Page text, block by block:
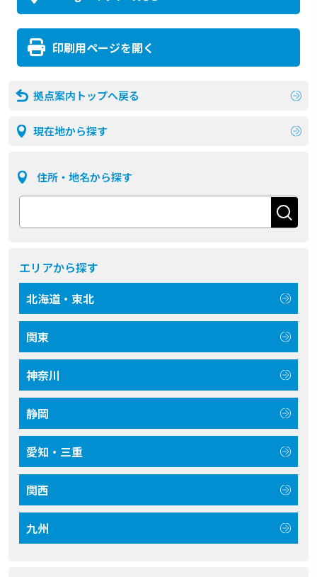
印刷用ページを開く
拠点案内トップへ戻る
現在地から探す
住所・地名から探す
エリアから探す
北海道・東北
関東
神奈川
静岡
愛知・三重
関西
九州